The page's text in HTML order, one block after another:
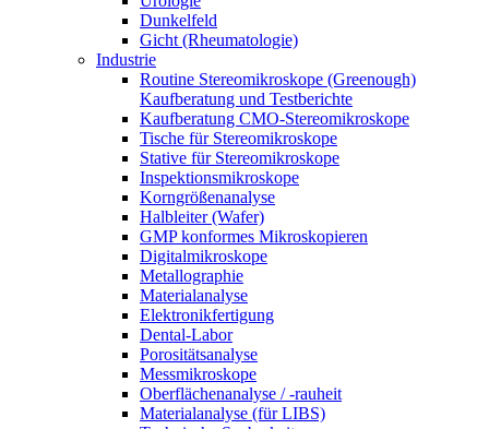
Dunkelfeld
Gicht (Rheumatologie)
Industrie
Routine Stereomikroskope (Greenough)
Kaufberatung und Testberichte
Kaufberatung CMO-Stereomikroskope
Tische für Stereomikroskope
Stative für Stereomikroskope
Inspektionsmikroskope
Korngrößenanalyse
Halbleiter (Wafer)
GMP konformes Mikroskopieren
Digitalmikroskope
Metallographie
Materialanalyse
Elektronikfertigung
Dental-Labor
Porositätsanalyse
Messmikroskope
Oberflächenanalyse / -rauheit
Materialanalyse (für LIBS)